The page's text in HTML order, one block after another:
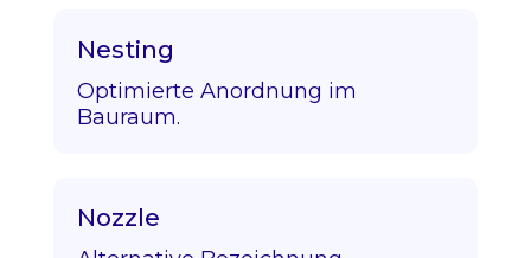
Nesting
Optimierte Anordnung im
Bauraum.
Nozzle